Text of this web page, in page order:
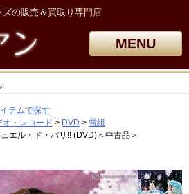
の販売＆買取り専門店
MENU
テムで探す
・レコード
DVD
雪組
エル・ド・パリ!! (DVD)＜中古品＞